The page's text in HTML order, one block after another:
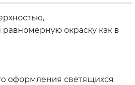
окраску как в
оформления светящихся